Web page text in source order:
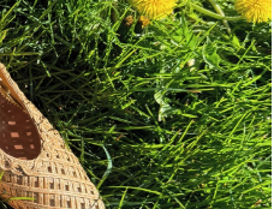
with intriguing we...